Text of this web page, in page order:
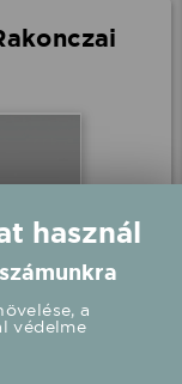
használ
a
védelme